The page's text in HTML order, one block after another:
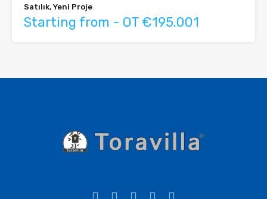
Satılık, Yeni Proje
Starting from - OT €195.001